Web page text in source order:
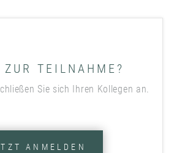
ZUR TEILNAHME?
Sie sich Ihren Kollegen an.
ANMELDEN